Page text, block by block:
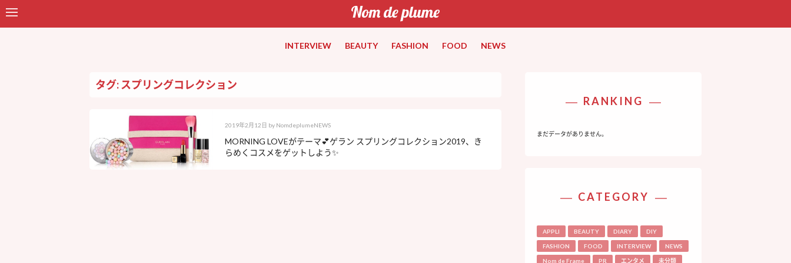
INTERVIEW BEAUTY FASHION FOOD NEWS
タグ: スプリングコレクション
2019年2月12日 by NomdeplumeNEWS
MORNING LOVEがテーマ💕ゲラン スプリングコレクション2019、き
らめくコスメをゲットしよう✨
RANKING
まだデータがありません。
CATEGORY
APPLI BEAUTY DIARY DIY
FASHION FOOD INTERVIEW NEWS
Nom de Frame PR エンタメ 未分類